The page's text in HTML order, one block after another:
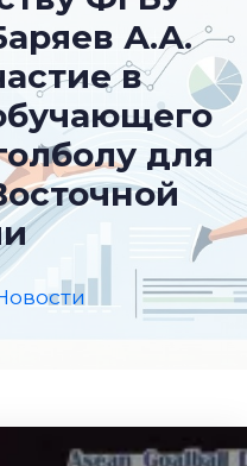
А.А.
в
для